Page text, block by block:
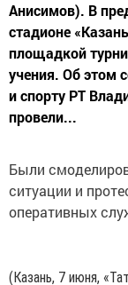
Анисимов). В
стадионе
площадкой
учения. Об этом
и спорту РТ
провели...
Были
ситуации и
оперативных
(Казань, 7 июня,